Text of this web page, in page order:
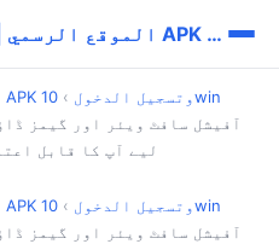
10win - الموقع الرسمي | تحميل APK وتسجيل الدخول
10win - الموقع الرسمي | تحميل APK وتسجيل الدخول ›
10win
لیے آپ کا قابل
10win - الموقع الرسمي | تحميل APK وتسجيل الدخول ›
10win